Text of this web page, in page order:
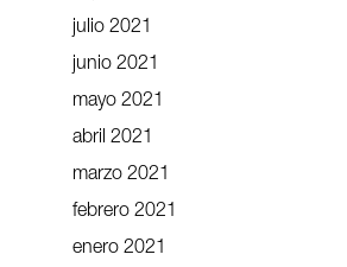
julio 2021
junio 2021
mayo 2021
abril 2021
marzo 2021
febrero 2021
enero 2021